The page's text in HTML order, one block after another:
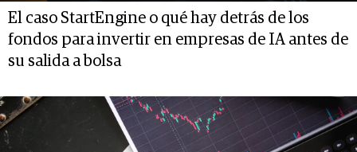
El caso StartEngine o qué hay detrás de los
fondos para invertir en empresas de IA antes de
su salida a bolsa